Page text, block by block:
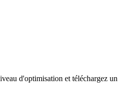
d'optimisation et téléchargez un